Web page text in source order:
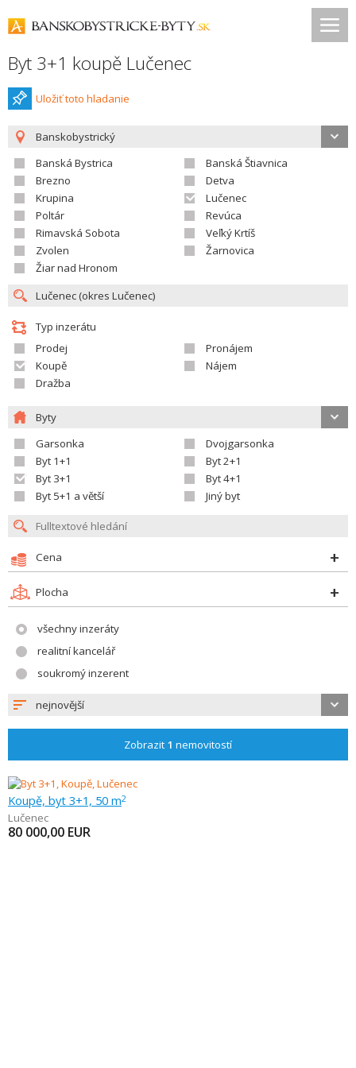
Byt 3+1 koupě Lučenec
Uložiť toto hladanie
Banskobystrický
Banská Bystrica
Banská Štiavnica
Brezno
Detva
Krupina
Lučenec
Poltár
Revúca
Rimavská Sobota
Veľký Krtíš
Zvolen
Žarnovica
Žiar nad Hronom
Typ inzerátu
Prodej
Pronájem
Koupě
Nájem
Dražba
Byty
Garsonka
Dvojgarsonka
Byt 1+1
Byt 2+1
Byt 3+1
Byt 4+1
Byt 5+1 a větší
Jiný byt
Cena
Plocha
všechny inzeráty
realitní kancelář
soukromý inzerent
nejnovější
Zobrazit 1 nemovitostí
Koupě, byt 3+1, 50 m2
Lučenec
80 000,00 EUR